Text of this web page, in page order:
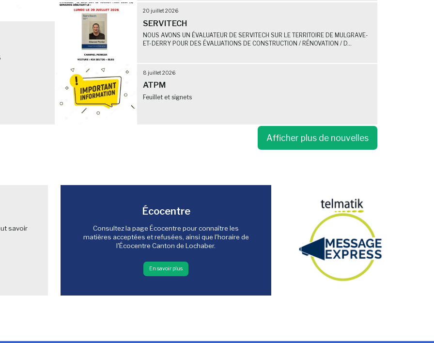
20 juillet 2026
SERVITECH
NOUS AVONS UN ÉVALUATEUR DE SERVITECH SUR LE TERRITOIRE DE MULGRAVE-
ET-DERRY POUR DES ÉVALUATIONS DE CONSTRUCTION / RÉNOVATION / D...
8 juillet 2026
ATPM
Feuillet et signets
Afficher plus de nouvelles
savoir
Écocentre
Consultez la page Écocentre pour connaître les
matières acceptées et refusées, ainsi que l'horaire de
l'Écocentre Canton de Lochaber.
En savoir plus